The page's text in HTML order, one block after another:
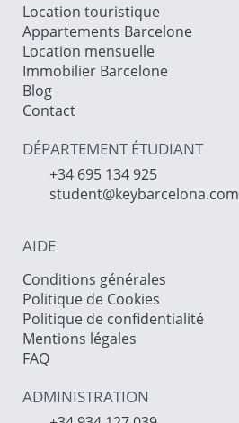
Location touristique
Appartements Barcelone
Location mensuelle
Immobilier Barcelone
Blog
Contact
DÉPARTEMENT ÉTUDIANT
+34 695 134 925
student@keybarcelona.com
AIDE
Conditions générales
Politique de Cookies
Politique de confidentialité
Mentions légales
FAQ
ADMINISTRATION